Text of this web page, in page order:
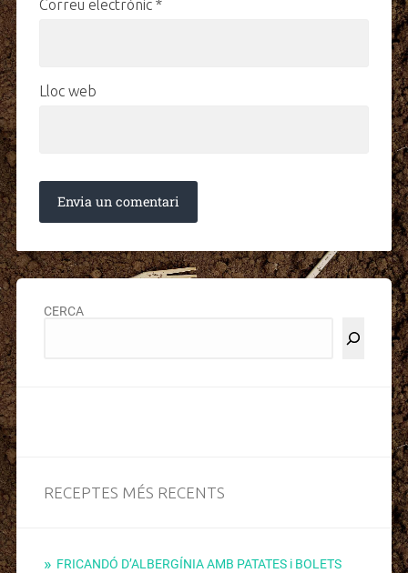
Correu electrònic *
Lloc web
CERCA
RECEPTES MÉS RECENTS
FRICANDÓ D’ALBERGÍNIA AMB PATATES i BOLETS